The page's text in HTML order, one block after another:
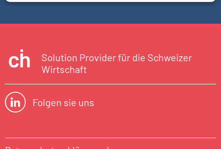
Solution Provider für die Schweizer
Wirtschaft
Folgen sie uns